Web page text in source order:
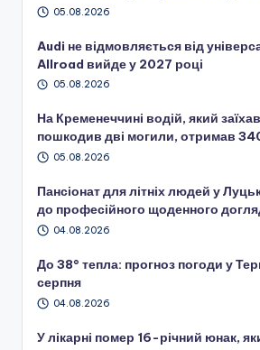
05.08.2026
Audi не відмовляється від
Allroad вийде у 2027 році
05.08.2026
На Кременеччині водій, який
пошкодив дві могили, отримав
05.08.2026
Пансіонат для літніх людей у
до професійного щоденного
04.08.2026
До 38° тепла: прогноз погоди у
серпня
04.08.2026
У лікарні помер 16-річний юнак,